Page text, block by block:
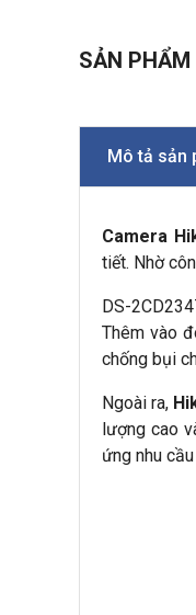
SẢN PHẨM
Mô tả sản
Camera
tiết. Nhờ
DS-
Thêm vào
chống bụi
Ngoài ra,
lượng cao
ứng nhu